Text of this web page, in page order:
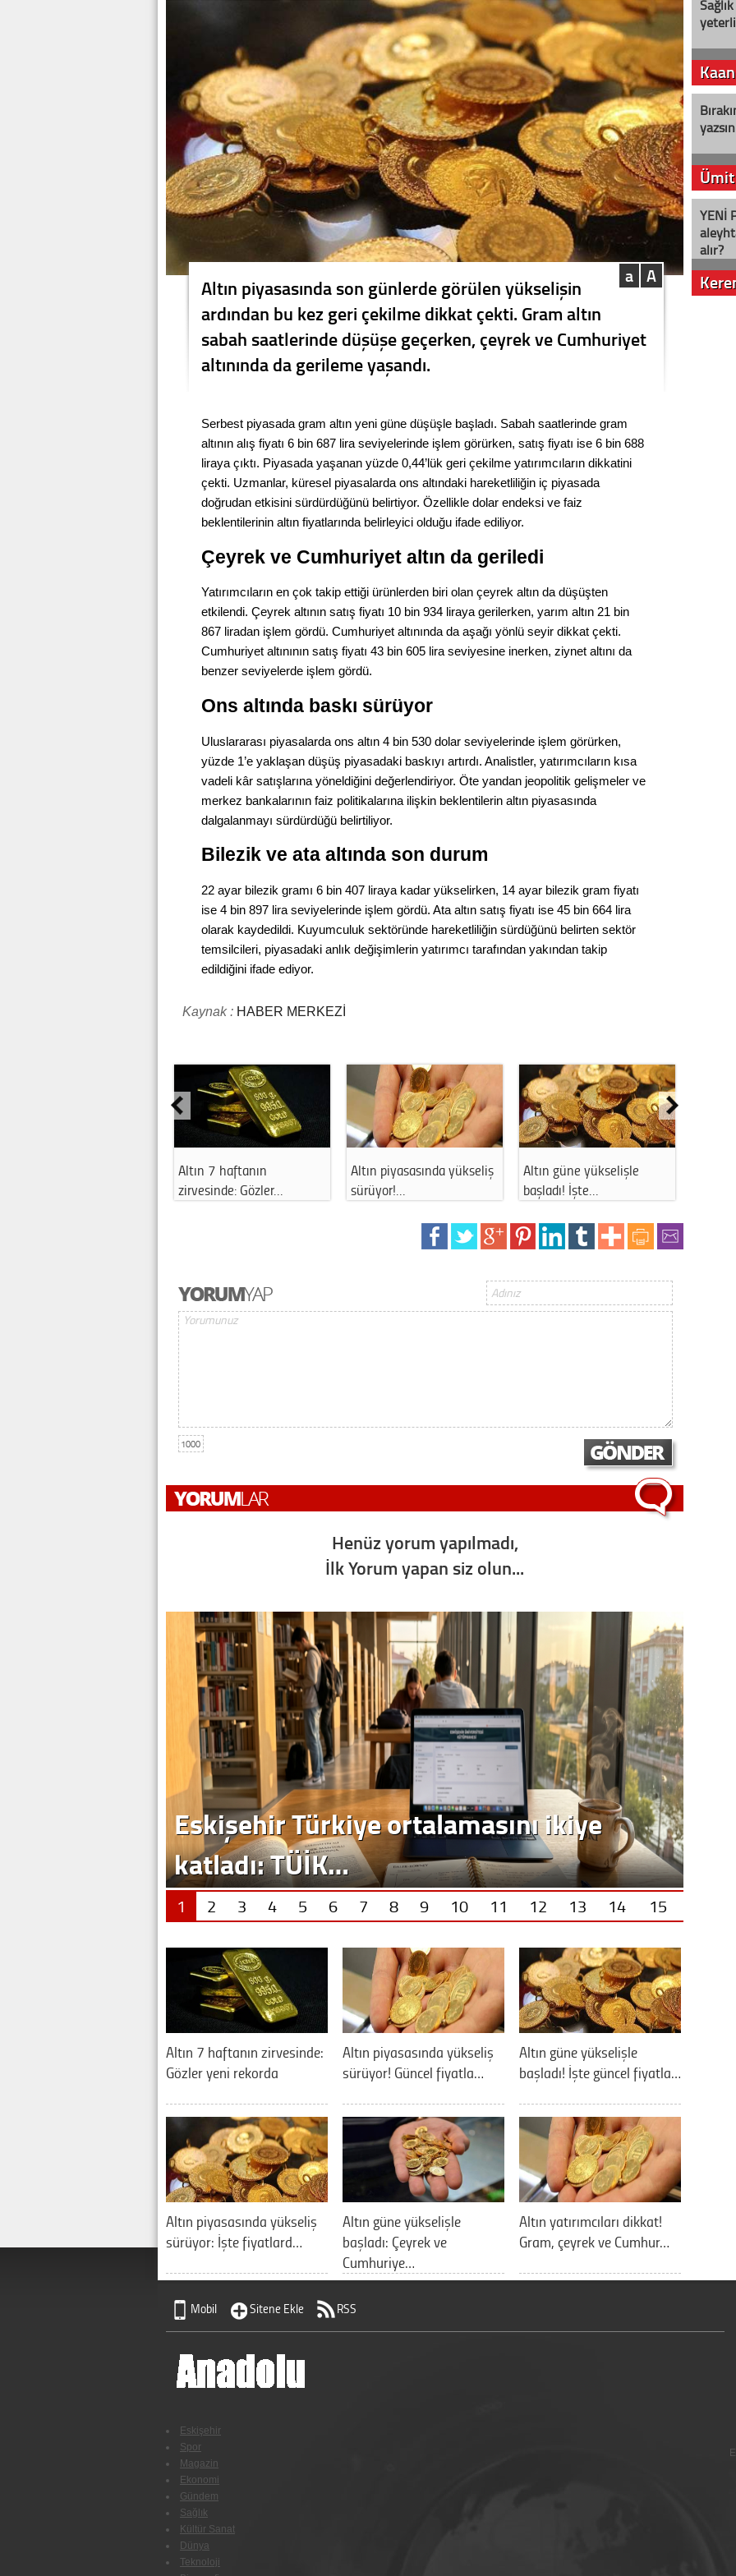
A
a
Altın piyasasında son günlerde görülen yükselişin
ardından bu kez geri çekilme dikkat çekti. Gram altın
sabah saatlerinde düşüşe geçerken, çeyrek ve Cumhuriyet
altınında da gerileme yaşandı.
Serbest piyasada gram altın yeni güne düşüşle başladı. Sabah saatlerinde gram
altının alış fiyatı 6 bin 687 lira seviyelerinde işlem görürken, satış fiyatı ise 6 bin 688
liraya çıktı. Piyasada yaşanan yüzde 0,44’lük geri çekilme yatırımcıların dikkatini
çekti. Uzmanlar, küresel piyasalarda ons altındaki hareketliliğin iç piyasada
doğrudan etkisini sürdürdüğünü belirtiyor. Özellikle dolar endeksi ve faiz
beklentilerinin altın fiyatlarında belirleyici olduğu ifade ediliyor.
Çeyrek ve Cumhuriyet altın da geriledi
Yatırımcıların en çok takip ettiği ürünlerden biri olan çeyrek altın da düşüşten
etkilendi. Çeyrek altının satış fiyatı 10 bin 934 liraya gerilerken, yarım altın 21 bin
867 liradan işlem gördü. Cumhuriyet altınında da aşağı yönlü seyir dikkat çekti.
Cumhuriyet altınının satış fiyatı 43 bin 605 lira seviyesine inerken, ziynet altını da
benzer seviyelerde işlem gördü.
Ons altında baskı sürüyor
Uluslararası piyasalarda ons altın 4 bin 530 dolar seviyelerinde işlem görürken,
yüzde 1’e yaklaşan düşüş piyasadaki baskıyı artırdı. Analistler, yatırımcıların kısa
vadeli kâr satışlarına yöneldiğini değerlendiriyor. Öte yandan jeopolitik gelişmeler ve
merkez bankalarının faiz politikalarına ilişkin beklentilerin altın piyasasında
dalgalanmayı sürdürdüğü belirtiliyor.
Bilezik ve ata altında son durum
22 ayar bilezik gramı 6 bin 407 liraya kadar yükselirken, 14 ayar bilezik gram fiyatı
ise 4 bin 897 lira seviyelerinde işlem gördü. Ata altın satış fiyatı ise 45 bin 664 lira
olarak kaydedildi. Kuyumculuk sektöründe hareketliliğin sürdüğünü belirten sektör
temsilcileri, piyasadaki anlık değişimlerin yatırımcı tarafından yakından takip
edildiğini ifade ediyor.
Kaynak : HABER MERKEZİ
Altın 7 haftanın
zirvesinde: Gözler…
Altın piyasasında yükseliş
sürüyor!…
Altın güne yükselişle
başladı! İşte…
1000
Henüz yorum yapılmadı,
İlk Yorum yapan siz olun...
Eskişehir Türkiye ortalamasını ikiye
katladı: TÜİK…
1 2 3 4 5 6 7 8 9 10 11 12 13 14 15
Altın 7 haftanın zirvesinde:
Gözler yeni rekorda
Altın piyasasında yükseliş
sürüyor! Güncel fiyatla…
Altın güne yükselişle
başladı! İşte güncel fiyatla…
Altın piyasasında yükseliş
sürüyor: İşte fiyatlard…
Altın güne yükselişle
başladı: Çeyrek ve
Cumhuriye…
Altın yatırımcıları dikkat!
Gram, çeyrek ve Cumhur…
yazsın
YENİ
alır?
Mobil Sitene Ekle RSS
Eskişehir
Spor
Magazin
Ekonomi
Gündem
Sağlık
Kültür Sanat
Dünya
Teknoloji